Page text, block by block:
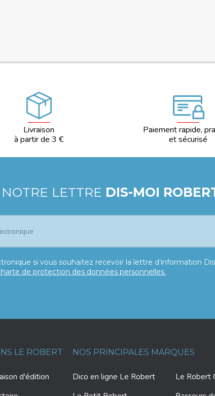
Livraison
à partir de 3 €
Paiement rapide,
et sécurisé
LETTRE DIS-MOI
si vous souhaitez recevoir la lettre d’information
de protection des données personnelles.
LE ROBERT
d'édition
NOS PRINCIPALES MARQUES
Dico en ligne Le Robert
Le Robert